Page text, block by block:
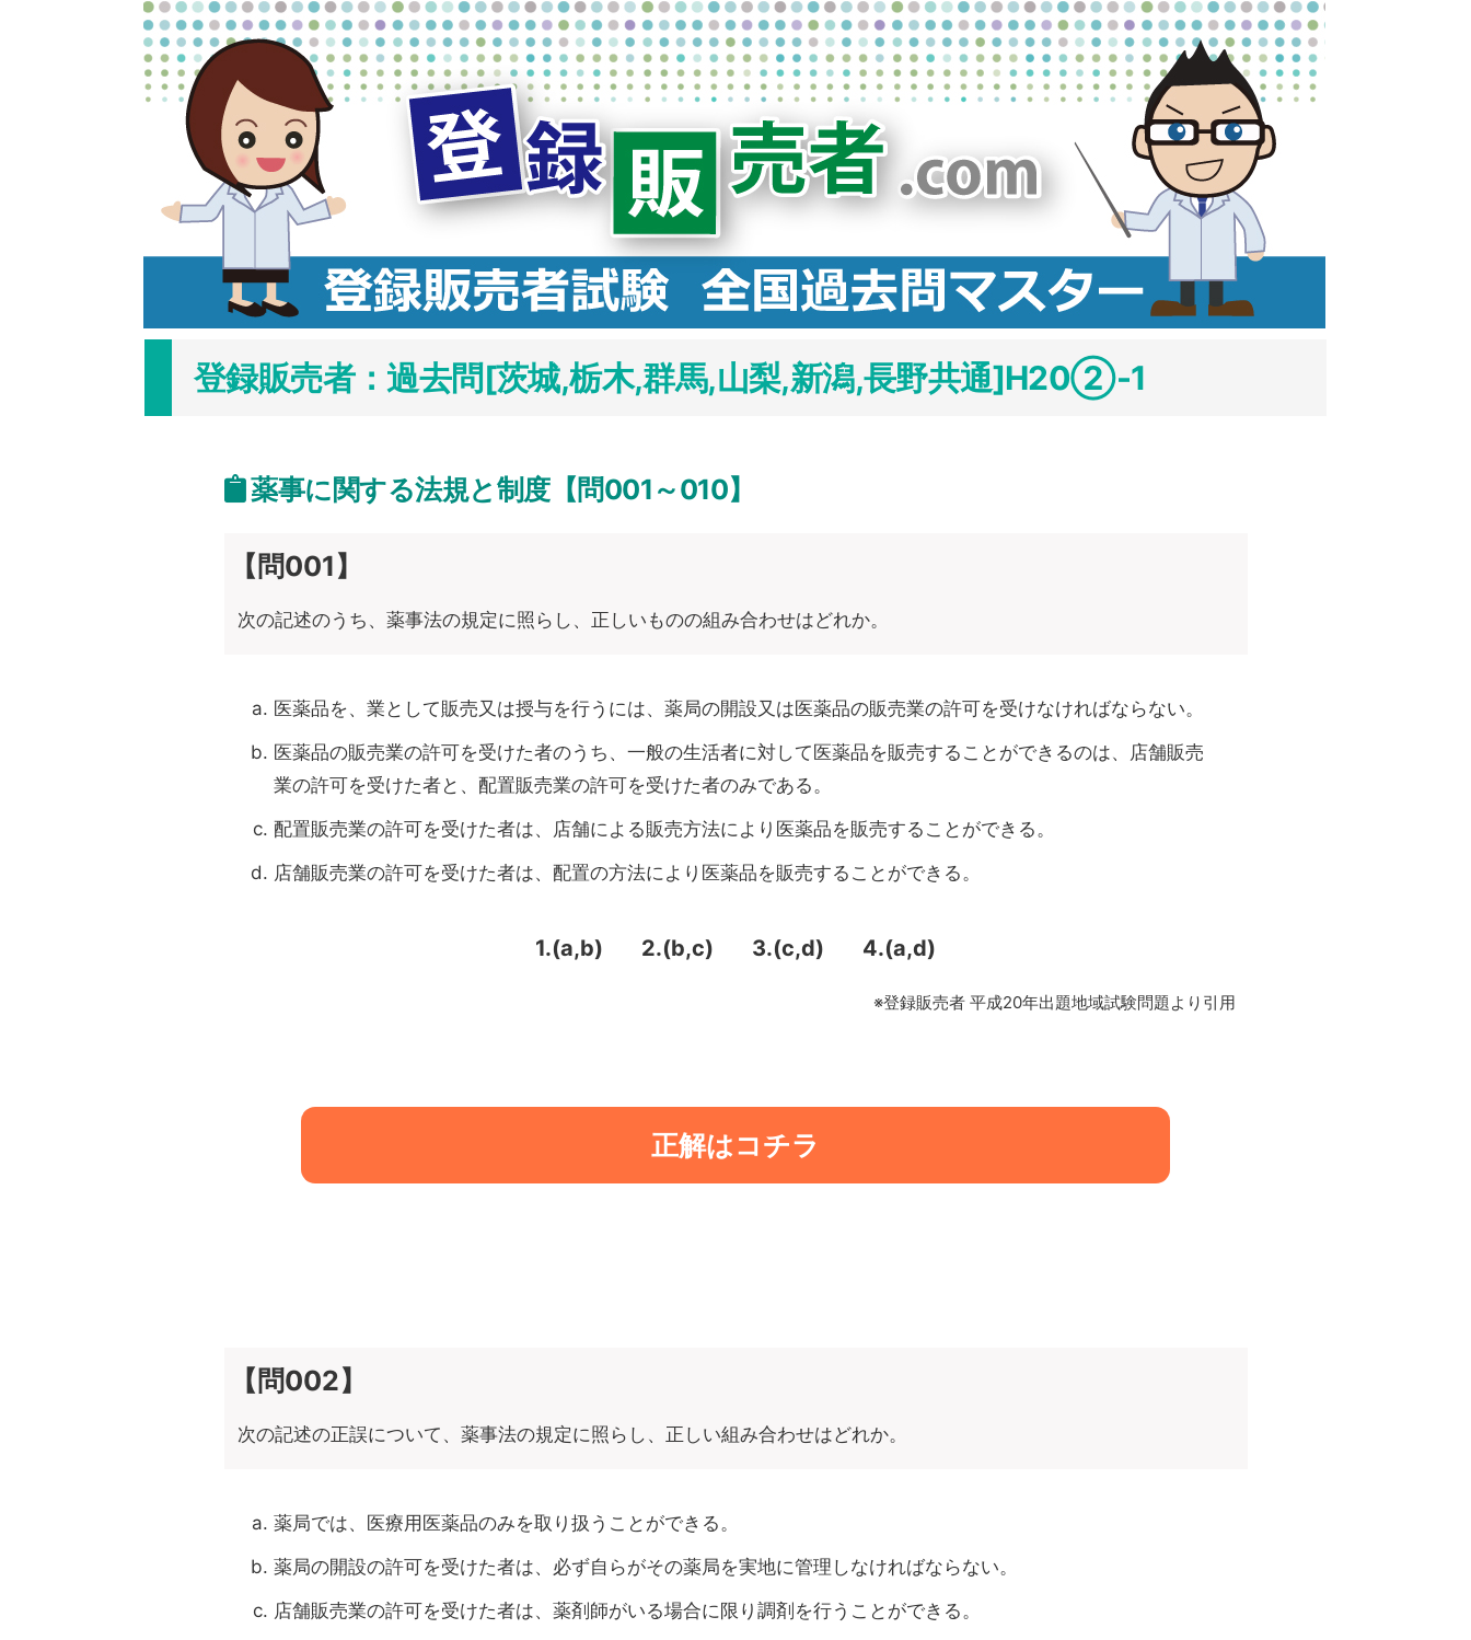
登録販売者：過去問[茨城,栃木,群馬,山梨,新潟,長野共通]H20②-1
薬事に関する法規と制度【問001～010】
【問001】
次の記述のうち、薬事法の規定に照らし、正しいものの組み合わせはどれか。
医薬品を、業として販売又は授与を行うには、薬局の開設又は医薬品の販売業の許可を受けなければならない。
医薬品の販売業の許可を受けた者のうち、一般の生活者に対して医薬品を販売することができるのは、店舗販売
業の許可を受けた者と、配置販売業の許可を受けた者のみである。
配置販売業の許可を受けた者は、店舗による販売方法により医薬品を販売することができる。
店舗販売業の許可を受けた者は、配置の方法により医薬品を販売することができる。
1.(a,b) 2.(b,c) 3.(c,d) 4.(a,d)
※登録販売者 平成20年出題地域試験問題より引用
正解はコチラ
【問002】
次の記述の正誤について、薬事法の規定に照らし、正しい組み合わせはどれか。
薬局では、医療用医薬品のみを取り扱うことができる。
薬局の開設の許可を受けた者は、必ず自らがその薬局を実地に管理しなければならない。
店舗販売業の許可を受けた者は、薬剤師がいる場合に限り調剤を行うことができる。